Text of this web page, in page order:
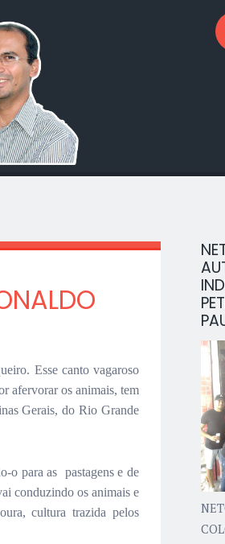
Esse canto vagaroso
afervorar os animais, tem
Gerais, do Rio Grande
o para as pastagens e de
conduzindo os animais e
cultura trazida pelos